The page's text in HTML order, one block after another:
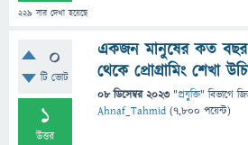
229 বার দেখা হয়েছে
0
টি ভোট
1
উত্তর
একজন মানুষের কত
থেকে প্রোগ্রামিং শেখা
08 ডিসেম্বর 2023 "প্রযুক্তি" বিভাগে
Ahnaf_Tahmid (7,800 পয়েন্ট)